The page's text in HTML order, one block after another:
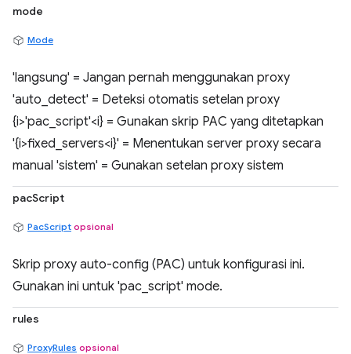
mode
Mode
'langsung' = Jangan pernah menggunakan proxy
'auto_detect' = Deteksi otomatis setelan proxy
{i>'pac_script'<i} = Gunakan skrip PAC yang ditetapkan
'{i>fixed_servers<i}' = Menentukan server proxy secara
manual 'sistem' = Gunakan setelan proxy sistem
pacScript
PacScript opsional
Skrip proxy auto-config (PAC) untuk konfigurasi ini.
Gunakan ini untuk 'pac_script' mode.
rules
ProxyRules opsional